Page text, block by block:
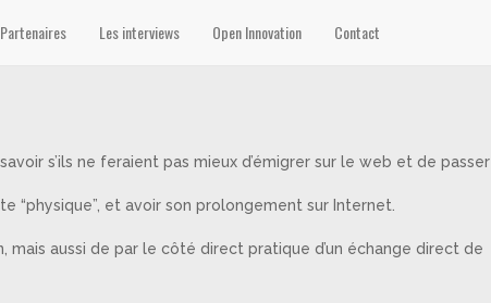
Partenaires Les interviews Open Innovation Contact
s’ils ne feraient pas mieux d’émigrer sur le web et de passer
“physique”, et avoir son prolongement sur Internet.
aussi de par le côté direct pratique d’un échange direct de